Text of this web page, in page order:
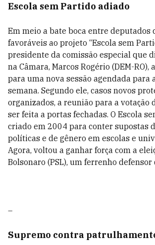
Escola sem Partido adiado
Em meio a bate boca entre deputados
favoráveis ao projeto “Escola sem
presidente da comissão especial que
na Câmara, Marcos Rogério (DEM-RO),
para uma nova sessão agendada para
semana. Segundo ele, casos novos
organizados, a reunião para a votação
ser feita a portas fechadas. O Escola
criado em 2004 para conter supostas
políticas e de gênero em escolas e
Agora, voltou a ganhar força com a
Bolsonaro (PSL), um ferrenho defensor
–
Supremo contra